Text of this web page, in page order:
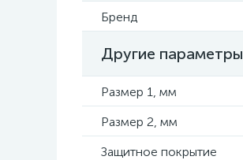
Бренд
Другие параметры
Размер 1, мм
Размер 2, мм
Защитное покрытие